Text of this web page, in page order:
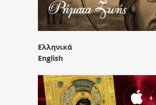
Ελληνικά
English